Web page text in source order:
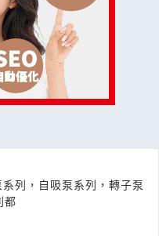
列，自吸泵系列，轉子泵
都